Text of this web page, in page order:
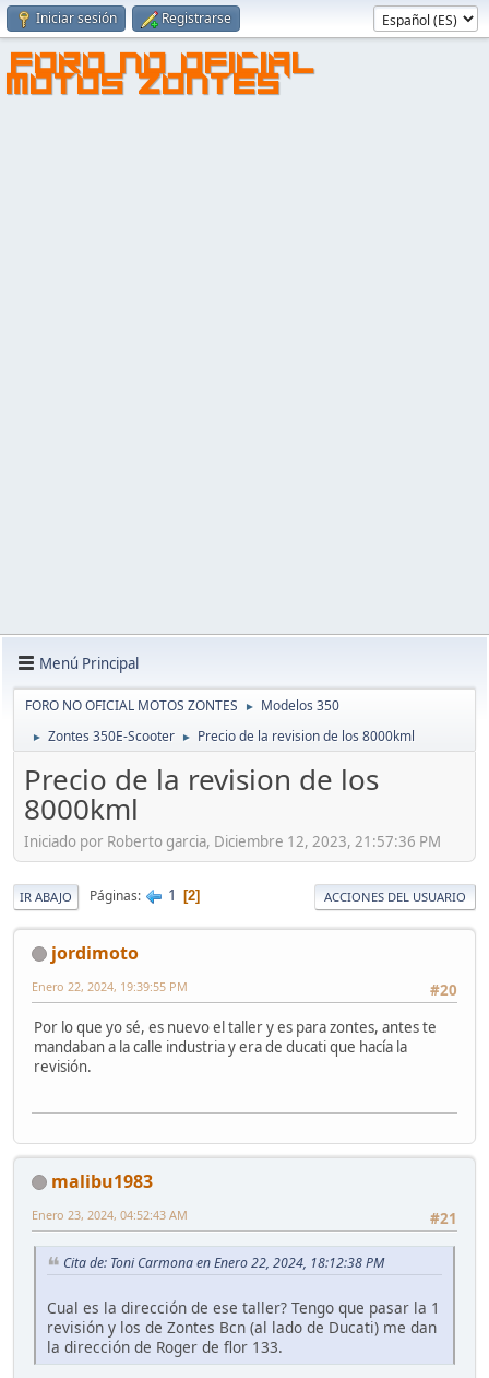
Iniciar sesión Registrarse
FORO NO OFICIAL
MOTOS ZONTES
Menú Principal
FORO NO OFICIAL MOTOS ZONTES ► Modelos 350
► Zontes 350E-Scooter ► Precio de la revision de los 8000kml
Precio de la revision de los
8000kml
Iniciado por Roberto garcia, Diciembre 12, 2023, 21:57:36 PM
IR ABAJO Páginas 1 2 ACCIONES DEL USUARIO
jordimoto
#20
Enero 22, 2024, 19:39:55 PM
Por lo que yo sé, es nuevo el taller y es para zontes, antes te
mandaban a la calle industria y era de ducati que hacía la
revisión.
malibu1983
#21
Enero 23, 2024, 04:52:43 AM
Cita de: Toni Carmona en Enero 22, 2024, 18:12:38 PM
Cual es la dirección de ese taller? Tengo que pasar la 1
revisión y los de Zontes Bcn (al lado de Ducati) me dan
la dirección de Roger de flor 133.